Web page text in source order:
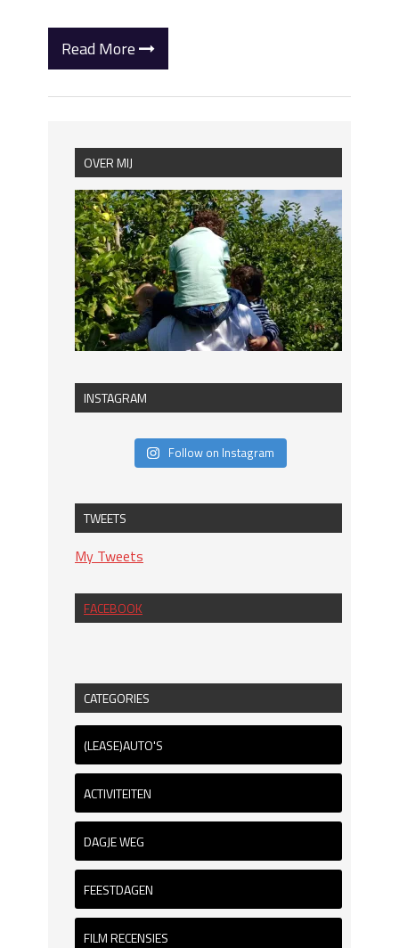
Read More
OVER MIJ
INSTAGRAM
Follow on Instagram
TWEETS
My Tweets
FACEBOOK
CATEGORIES
(LEASE)AUTO'S
ACTIVITEITEN
DAGJE WEG
FEESTDAGEN
FILM RECENSIES